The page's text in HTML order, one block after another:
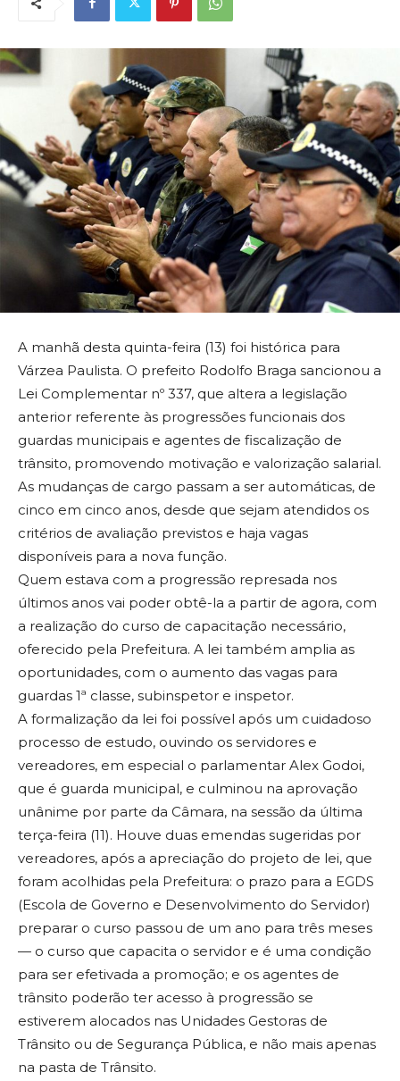
A manhã desta quinta-feira (13) foi histórica para
Várzea Paulista. O prefeito Rodolfo Braga sancionou a
Lei Complementar nº 337, que altera a legislação
anterior referente às progressões funcionais dos
guardas municipais e agentes de fiscalização de
trânsito, promovendo motivação e valorização salarial.
As mudanças de cargo passam a ser automáticas, de
cinco em cinco anos, desde que sejam atendidos os
critérios de avaliação previstos e haja vagas
disponíveis para a nova função.
Quem estava com a progressão represada nos
últimos anos vai poder obtê-la a partir de agora, com
a realização do curso de capacitação necessário,
oferecido pela Prefeitura. A lei também amplia as
oportunidades, com o aumento das vagas para
guardas 1ª classe, subinspetor e inspetor.
A formalização da lei foi possível após um cuidadoso
processo de estudo, ouvindo os servidores e
vereadores, em especial o parlamentar Alex Godoi,
que é guarda municipal, e culminou na aprovação
unânime por parte da Câmara, na sessão da última
terça-feira (11). Houve duas emendas sugeridas por
vereadores, após a apreciação do projeto de lei, que
foram acolhidas pela Prefeitura: o prazo para a EGDS
(Escola de Governo e Desenvolvimento do Servidor)
preparar o curso passou de um ano para três meses
— o curso que capacita o servidor e é uma condição
para ser efetivada a promoção; e os agentes de
trânsito poderão ter acesso à progressão se
estiverem alocados nas Unidades Gestoras de
Trânsito ou de Segurança Pública, e não mais apenas
na pasta de Trânsito.